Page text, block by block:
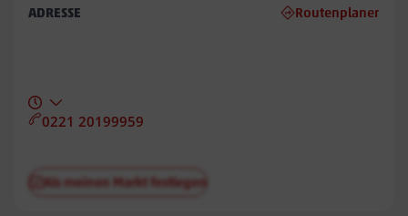
ADRESSE Routenplaner
0221 20199959
Als meinen Markt festlegen